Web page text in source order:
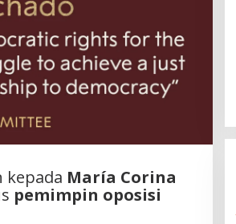
kepada María Corina
pemimpin oposisi